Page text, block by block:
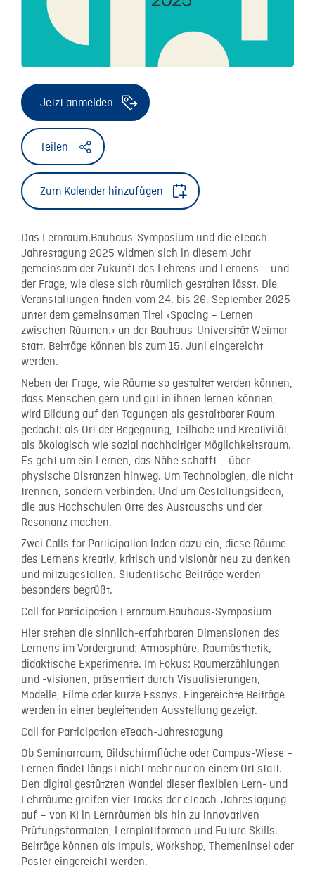
Jetzt anmelden
Teilen
Zum Kalender hinzufügen
Das Lernraum.Bauhaus-Symposium und die eTeach-
Jahrestagung 2025 widmen sich in diesem Jahr
gemeinsam der Zukunft des Lehrens und Lernens – und
der Frage, wie diese sich räumlich gestalten lässt. Die
Veranstaltungen finden vom 24. bis 26. September 2025
unter dem gemeinsamen Titel »Spacing – Lernen
zwischen Räumen.« an der Bauhaus-Universität Weimar
statt. Beiträge können bis zum 15. Juni eingereicht
werden.
Neben der Frage, wie Räume so gestaltet werden können,
dass Menschen gern und gut in ihnen lernen können,
wird Bildung auf den Tagungen als gestaltbarer Raum
gedacht: als Ort der Begegnung, Teilhabe und Kreativität,
als ökologisch wie sozial nachhaltiger Möglichkeitsraum.
Es geht um ein Lernen, das Nähe schafft – über
physische Distanzen hinweg. Um Technologien, die nicht
trennen, sondern verbinden. Und um Gestaltungsideen,
die aus Hochschulen Orte des Austauschs und der
Resonanz machen.
Zwei Calls for Participation laden dazu ein, diese Räume
des Lernens kreativ, kritisch und visionär neu zu denken
und mitzugestalten. Studentische Beiträge werden
besonders begrüßt.
Call for Participation Lernraum.Bauhaus-Symposium
Hier stehen die sinnlich-erfahrbaren Dimensionen des
Lernens im Vordergrund: Atmosphäre, Raumästhetik,
didaktische Experimente. Im Fokus: Raumerzählungen
und -visionen, präsentiert durch Visualisierungen,
Modelle, Filme oder kurze Essays. Eingereichte Beiträge
werden in einer begleitenden Ausstellung gezeigt.
Call for Participation eTeach-Jahrestagung
Ob Seminarraum, Bildschirmfläche oder Campus-Wiese –
Lernen findet längst nicht mehr nur an einem Ort statt.
Den digital gestützten Wandel dieser flexiblen Lern- und
Lehrräume greifen vier Tracks der eTeach-Jahrestagung
auf – von KI in Lernräumen bis hin zu innovativen
Prüfungsformaten, Lernplattformen und Future Skills.
Beiträge können als Impuls, Workshop, Themeninsel oder
Poster eingereicht werden.